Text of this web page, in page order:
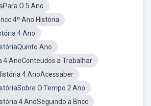
O 5 Ano
4º Ano História
4 Ano
Ano
4 AnoConteudos a Trabalhar
4 AnoAcessaber
O Tempo 2 Ano
4 AnoSeguindo a Bncc